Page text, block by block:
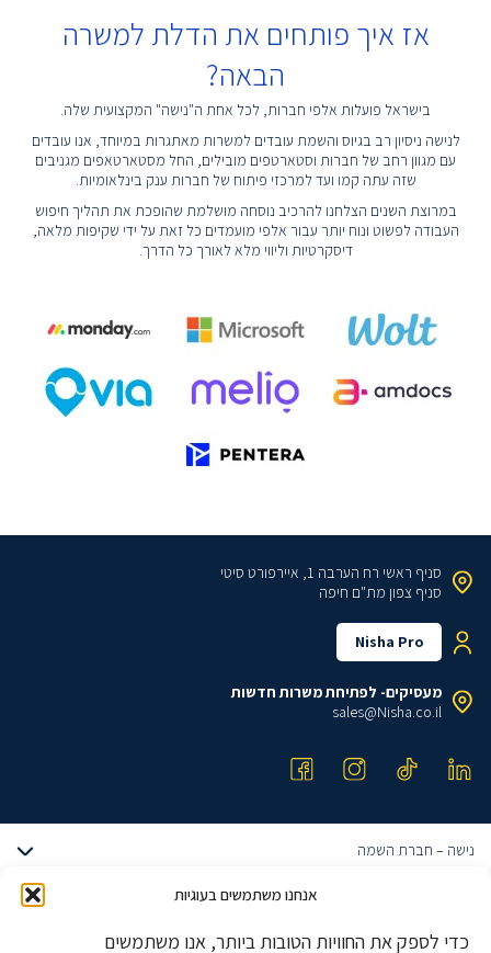
אנחנו משתמשים בעוגיות
כדי לספק את החוויות הטובות ביותר, אנו משתמשים
אז איך פותחים את הדלת למשרה
הבאה?
בישראל פועלות אלפי חברות, לכל אחת ה"נישה" המקצועית שלה.
לנישה ניסיון רב בגיוס והשמת עובדים למשרות מאתגרות במיוחד, אנו עובדים
עם מגוון רחב של חברות וסטארטפים מובילים, החל מסטארטאפים מגניבים
שזה עתה קמו ועד למרכזי פיתוח של חברות ענק בינלאומיות.
במרוצת השנים הצלחנו להרכיב נוסחה מושלמת שהופכת את תהליך חיפוש
העבודה לפשוט ונוח יותר עבור אלפי מועמדים כל זאת על ידי שקיפות מלאה,
דיסקרטיות וליווי מלא לאורך כל הדרך.
סניף ראשי רח הערבה 1, איירפורט סיטי
סניף צפון מת"ם חיפה
Nisha Pro
מעסיקים- לפתיחת משרות חדשות
sales@Nisha.co.il
נישה – חברת השמה
דרושים מתכנתים